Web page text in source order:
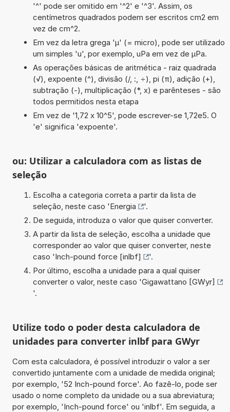
'^' pode ser omitido em '^2' e '^3'. Assim, os
centímetros quadrados podem ser escritos cm2 em
vez de cm^2.
Em vez da letra grega 'µ' (= micro), pode ser utilizado
um simples 'u', por exemplo, uPa em vez de µPa.
As operações básicas de aritmética - raiz quadrada
(√), expoente (^), divisão (/, :, ÷), pi (π), adição (+),
subtração (-), multiplicação (*, x) e parênteses - são
todos permitidos nesta etapa
Em vez de '1,72 x 10^5', pode escrever-se 1,72e5. O
'e' significa 'expoente'.
ou: Utilizar a calculadora com as listas de
seleção
Escolha a categoria correta a partir da lista de
seleção, neste caso 'Energia
'.
De seguida, introduza o valor que quiser converter.
A partir da lista de seleção, escolha a unidade que
corresponder ao valor que quiser converter, neste
caso 'Inch-pound force [inlbf]
'.
Por último, escolha a unidade para a qual quiser
converter o valor, neste caso 'Gigawattano [GWyr]
'.
Utilize todo o poder desta calculadora de
unidades para converter inlbf para GWyr
Com esta calculadora, é possível introduzir o valor a ser
convertido juntamente com a unidade de medida original;
por exemplo, '52 Inch-pound force'. Ao fazê-lo, pode ser
usado o nome completo da unidade ou a sua abreviatura;
por exemplo, 'Inch-pound force' ou 'inlbf'. Em seguida, a